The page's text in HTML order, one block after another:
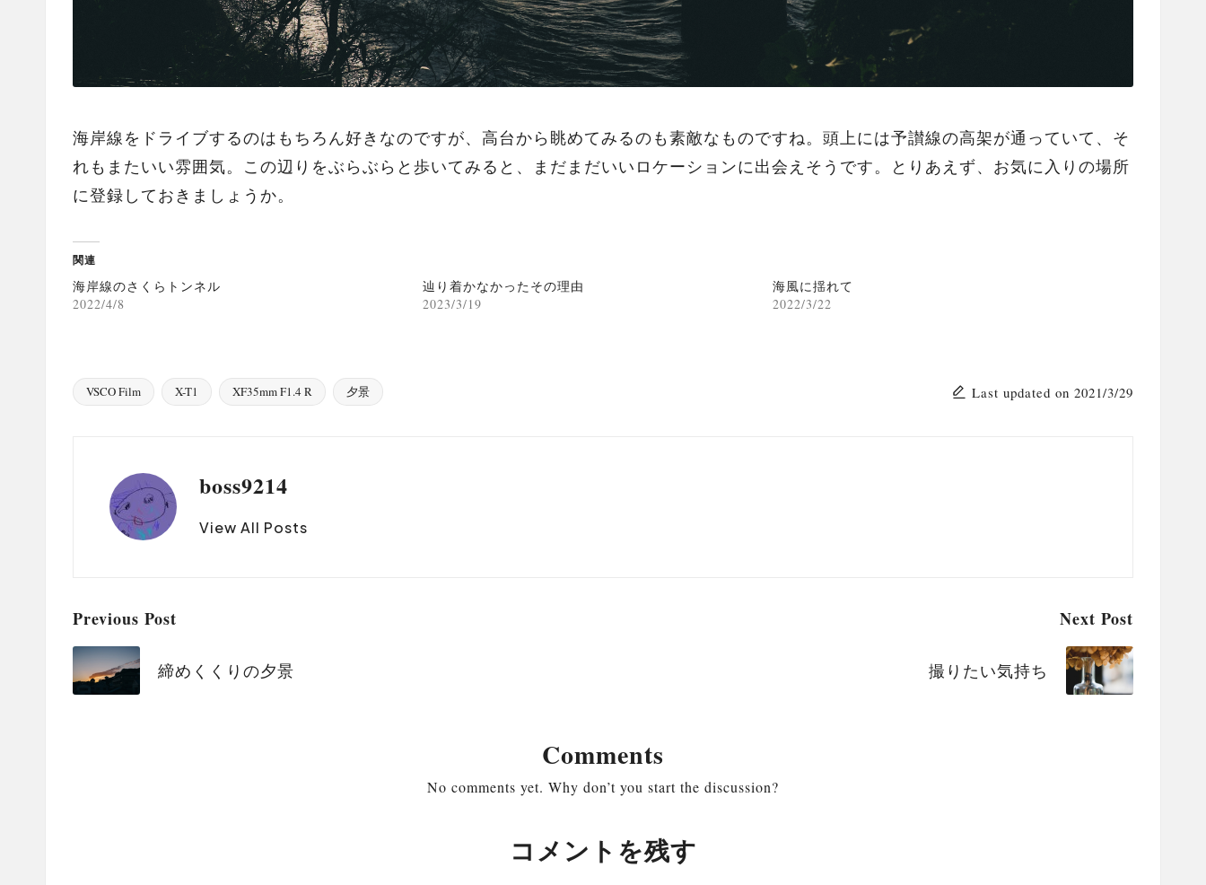
海岸線をドライブするのはもちろん好きなのですが、高台から眺めてみるのも素敵なものですね。頭上には予讃線の高架が通っていて、そ
れもまたいい雰囲気。この辺りをぶらぶらと歩いてみると、まだまだいいロケーションに出会えそうです。とりあえず、お気に入りの場所
に登録しておきましょうか。
関連
海岸線のさくらトンネル
2022/4/8
辿り着かなかったその理由
2023/3/19
海風に揺れて
2022/3/22
Tags:
VSCO Film X-T1 XF35mm F1.4 R 夕景 Last updated on 2021/3/29
boss9214
View All Posts
Post
navigation
Previous Post
締めくくりの夕景
Next Post
撮りたい気持ち
Comments
No comments yet. Why don’t you start the discussion?
コメントを残す